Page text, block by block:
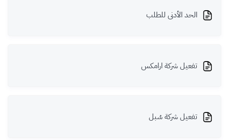
الحد الأدنى للطلب
تفعيل شركة ارامكس
تفعيل شركة سُبل